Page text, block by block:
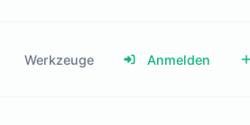
Werkzeuge Anmelden